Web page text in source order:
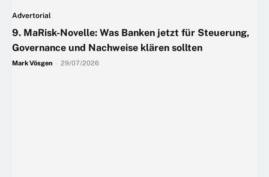
Advertorial
9. MaRisk-Novelle: Was Banken jetzt für Steuerung,
Governance und Nachweise klären sollten
Mark Vösgen 29/07/2026